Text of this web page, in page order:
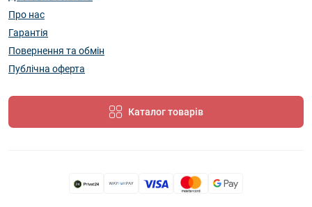
Про нас
Гарантія
Повернення та обмін
Публічна оферта
Каталог товарів